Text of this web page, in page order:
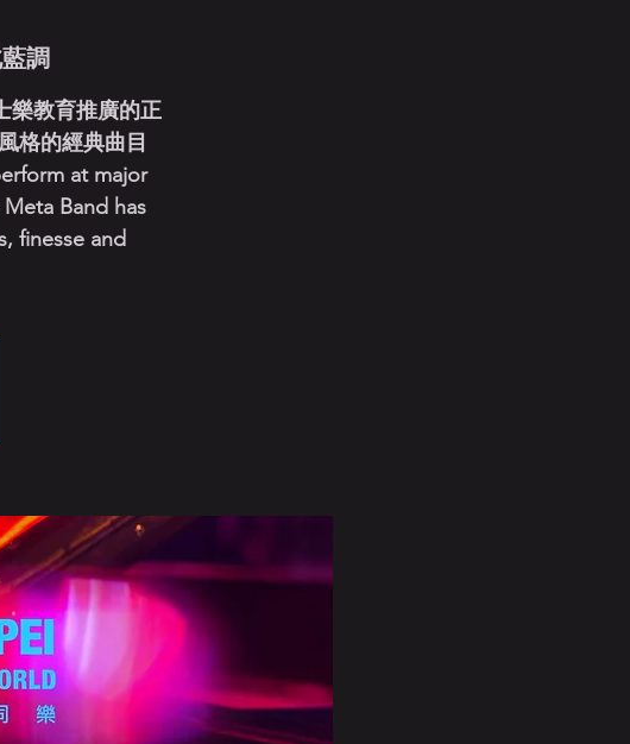
調
樂教育推廣的正
格的經典曲目
at major
Band has
finesse and